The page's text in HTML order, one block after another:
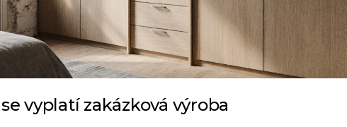
vyplatí zakázková výroba